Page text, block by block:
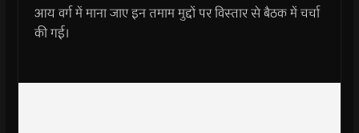
आय वर्ग में माना जाए इन तमाम मुद्दों पर विस्तार से बैठक में चर्चा
की गई।